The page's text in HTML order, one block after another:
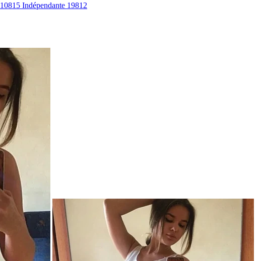
10815 Indépendante 19812